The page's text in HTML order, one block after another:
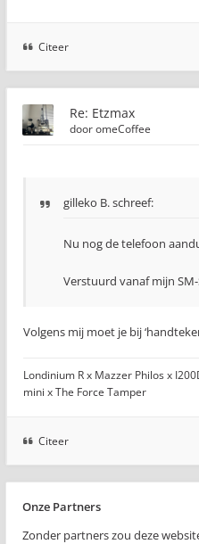
Citeer
Re: Etzmax
dooromeCoffee
gilleko B. schreef:
Nu nog de telefoon
Verstuurd vanaf mijn
Volgens mij moet je bij
Londinium R x Mazzer Philos x
mini x The Force Tamper
Citeer
Onze Partners
Zonder partners zou deze